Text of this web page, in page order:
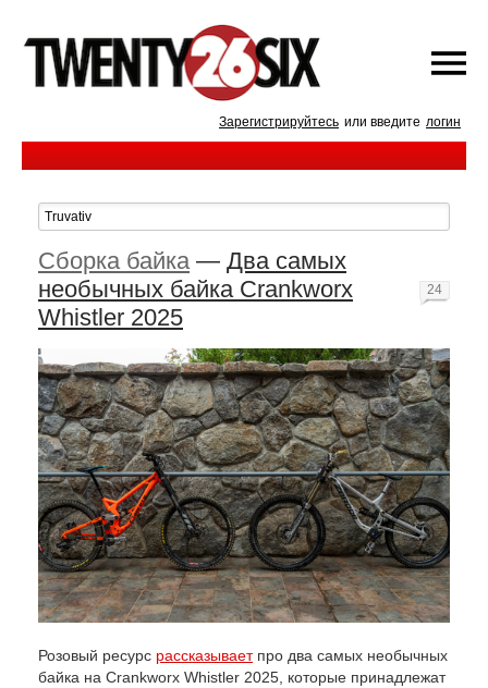
Зарегистрируйтесь или введите логин
Сборка байка— Два самых
необычных байка Crankworx
Whistler 2025
Розовый ресурс рассказываетпро два самых необычных
байка на Crankworx Whistler 2025, которые принадлежат
24